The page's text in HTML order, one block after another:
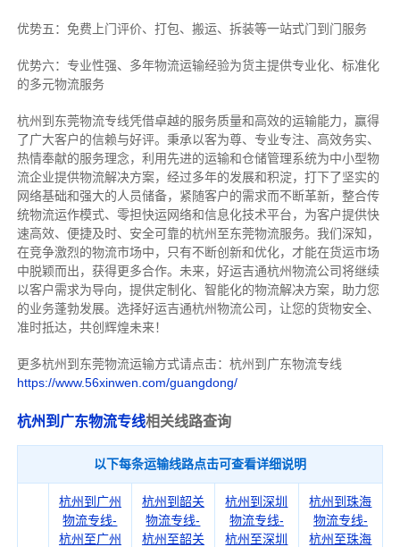
优势五：免费上门评价、打包、搬运、拆装等一站式门到门服务
优势六：专业性强、多年物流运输经验为货主提供专业化、标准化
的多元物流服务
杭州到东莞物流专线凭借卓越的服务质量和高效的运输能力，赢得
了广大客户的信赖与好评。 秉承以客为尊、专业专注、高效务实、
热情奉献的服务理念，利用先进的运输和仓储管理系统为中小型物
流企业提供物流解决方案，经过多年的发展和积淀，打下了坚实的
网络基础和强大的人员储备，紧随客户的需求而不断革新，整合传
统物流运作模式、零担快运网络和信息化技术平台，为客户提供快
速高效、便捷及时、安全可靠的杭州至东莞物流服务。 我们深知，
在竞争激烈的物流市场中，只有不断创新和优化，才能在货运市场
中脱颖而出，获得更多合作。 未来，好运吉通杭州物流公司将继续
以客户需求为导向，提供定制化、智能化的物流解决方案，助力您
的业务蓬勃发展。选择好运吉通杭州物流公司，让您的货物安全、
准时抵达，共创辉煌未来！
更多杭州到东莞物流运输方式请点击：杭州到广东物流专线
https://www.56xinwen.com/guangdong/
杭州到广东物流专线相关线路查询
以下每条运输线路点击可查看详细说明
杭州到广州
物流专线-
杭州至广州
杭州到韶关
物流专线-
杭州至韶关
杭州到深圳
物流专线-
杭州至深圳
杭州到珠海
物流专线-
杭州至珠海